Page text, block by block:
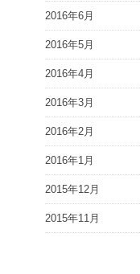
2016年6月
2016年5月
2016年4月
2016年3月
2016年2月
2016年1月
2015年12月
2015年11月